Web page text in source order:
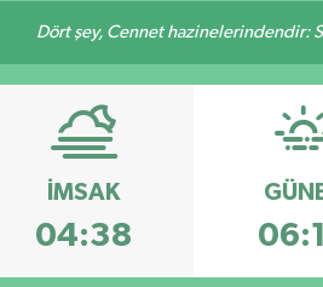
Dört şey, Cennet hazinelerindendir:
İMSAK
04:38